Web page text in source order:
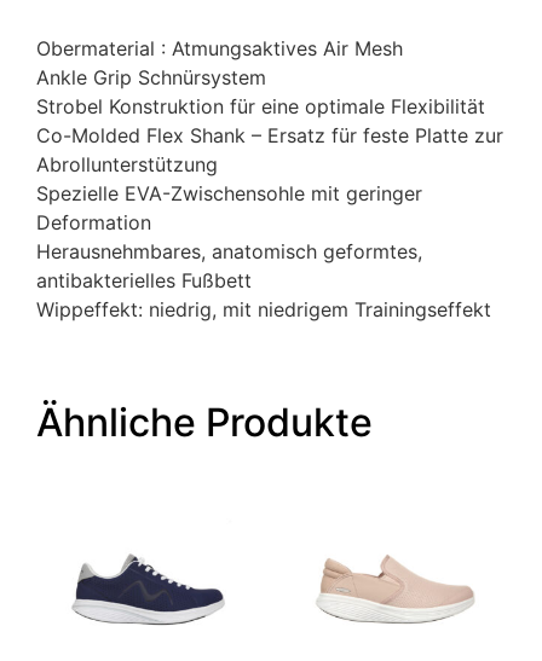
Obermaterial : Atmungsaktives Air Mesh
Ankle Grip Schnürsystem
Strobel Konstruktion für eine optimale Flexibilität
Co-Molded Flex Shank – Ersatz für feste Platte zur
Abrollunterstützung
Spezielle EVA-Zwischensohle mit geringer
Deformation
Herausnehmbares, anatomisch geformtes,
antibakterielles Fußbett
Wippeffekt: niedrig, mit niedrigem Trainingseffekt
Ähnliche Produkte